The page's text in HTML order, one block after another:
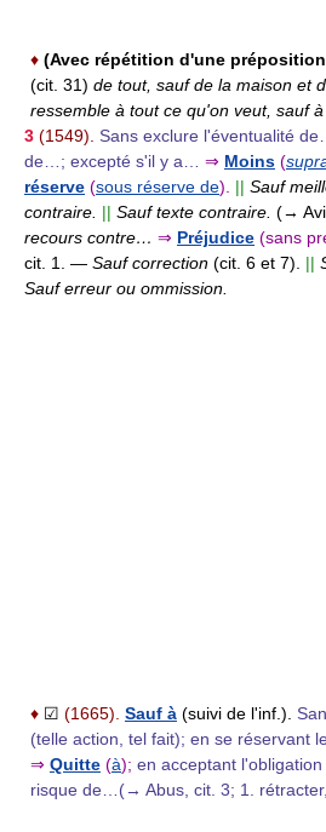
♦ (Avec répétition d'une
(cit. 31) de tout, sauf de la maison et
ressemble à tout ce qu'on veut, sauf à
3 (1549).
Sans exclure l'éventualité
de…; excepté s'il y a…
⇒ Moins (
réserve (sous réserve de). || Sauf
contraire. || Sauf texte contraire. (→
recours contre… ⇒ Préjudice (sans
cit. 1. — Sauf correction (cit. 6 et 7). ||
Sauf erreur ou ommission.
♦ ☑ (1665). Sauf à (suivi de l'inf.).
(telle action, tel fait); en se réservant
⇒ Quitte (à); en acceptant
risque de…(→ Abus, cit. 3; 1.